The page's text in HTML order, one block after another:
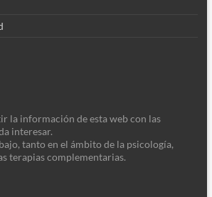
la información de esta web con las
interesar.
tanto en el ámbito de la psicología,
terapias complementarias.